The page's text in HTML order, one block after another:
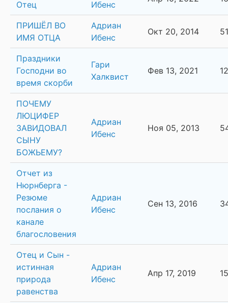
Отец
Ибенс
ПРИШЁЛ ВО
ИМЯ ОТЦА
Адриан
Ибенс
Окт 20, 2014
Праздники
Господни во
время скорби
Гари
Халквист
Фев 13, 2021
ПОЧЕМУ
ЛЮЦИФЕР
ЗАВИДОВАЛ
СЫНУ
БОЖЬЕМУ?
Адриан
Ибенс
Ноя 05, 2013
Отчет из
Нюрнберга -
Резюме
послания о
канале
благословения
Адриан
Ибенс
Сен 13, 2016
Отец и Сын -
истинная
природа
равенства
Адриан
Ибенс
Апр 17, 2019